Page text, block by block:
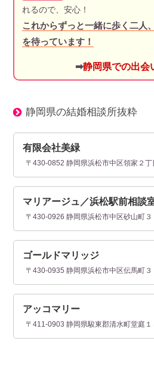
れるので、安心！
これからずっと一緒に歩く二人
を待っています！
➡静岡県での出会
静岡県の結婚相談所抜粋
有限会社美緑
〒430-0852 静岡県浜松市中区領家２丁
マリアージュ／浜松駅前相談
〒430-0926 静岡県浜松市中区砂山町３
ゴールドマリッジ
〒430-0935 静岡県浜松市中区伝馬町３
アッコマリー
〒411-0903 静岡県駿東郡清水町堂庭１